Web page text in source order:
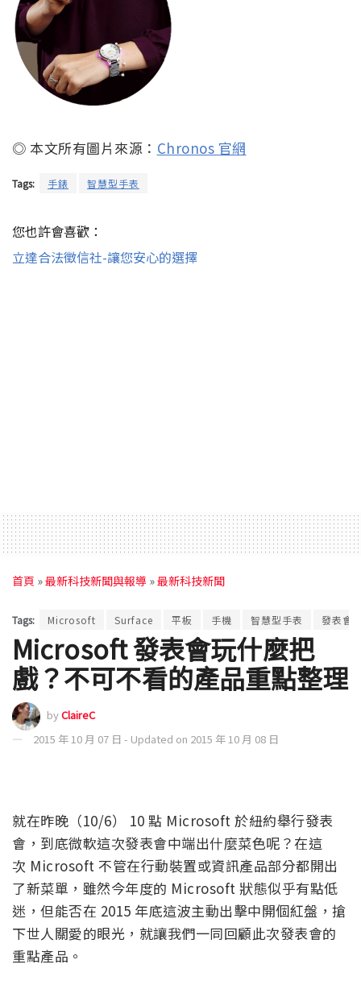
◎ 本文所有圖片來源： Chronos 官網
Tags: 手錶 智慧型手表
您也許會喜歡：
立達合法徵信社-讓您安心的選擇
首頁 »最新科技新聞與報導 »最新科技新聞
Tags: Microsoft Surface 平板 手機 智慧型手表 發表會
Microsoft 發表會玩什麼把
戲？不可不看的產品重點整理
byClaireC
2015 年 10 月 07 日 - Updated on 2015 年 10 月 08 日
就在昨晚（10/6） 10 點 Microsoft 於紐約舉行發表
會，到底微軟這次發表會中端出什麼菜色呢？在這
次 Microsoft 不管在行動裝置或資訊產品部分都開出
了新菜單，雖然今年度的 Microsoft 狀態似乎有點低
迷，但能否在 2015 年底這波主動出擊中開個紅盤，搶
下世人關愛的眼光，就讓我們一同回顧此次發表會的
重點產品。